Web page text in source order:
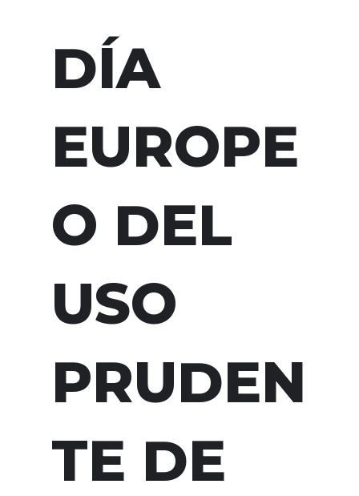
DÍA
EUROPE
O DEL
USO
PRUDEN
TE DE